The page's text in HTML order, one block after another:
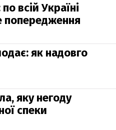
всій Україні
попередження
як надовго
яку негоду
спеки